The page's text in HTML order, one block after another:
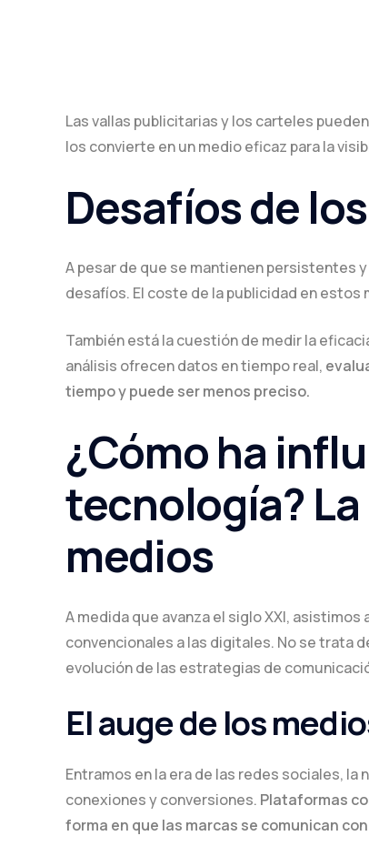
Las vallas publicitarias y los carteles
los convierte en un medio eficaz para la
Desafíos de
A pesar de que se mantienen persistentes
desafíos. El coste de la publicidad en
También está la cuestión de medir la
análisis ofrecen datos en tiempo real,
tiempo y puede ser menos preciso.
¿Cómo ha
tecnología?
medios
A medida que avanza el siglo XXI,
convencionales a las digitales. No se trata
evolución de las estrategias de
El auge de los
Entramos en la era de las redes sociales,
conexiones y conversiones. Plataformas
forma en que las marcas se comunican